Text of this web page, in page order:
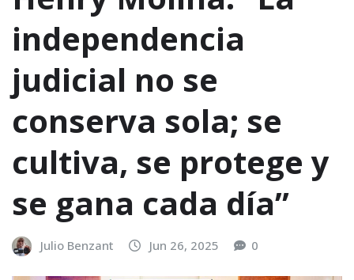
independencia
judicial no se
conserva sola; se
cultiva, se protege y
se gana cada día”
Julio Benzant Jun 26, 2025 0